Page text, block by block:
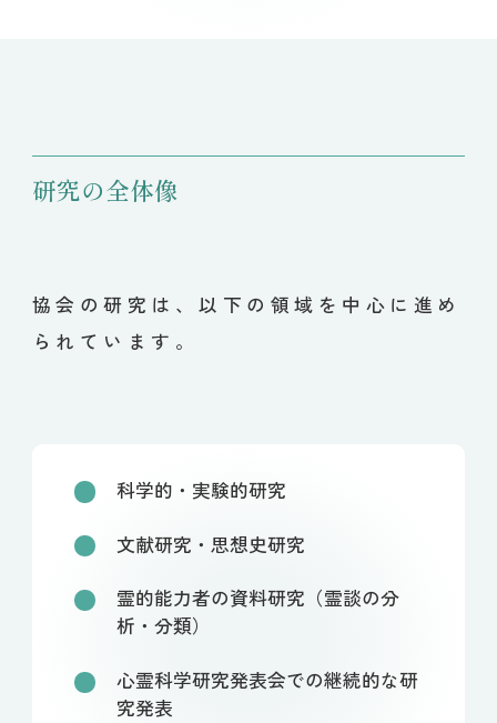
研究の全体像
協会の研究は、以下の領域を中心に進め
られています。
科学的・実験的研究
文献研究・思想史研究
霊的能力者の資料研究（霊談の分
析・分類）
心霊科学研究発表会での継続的な研
究発表